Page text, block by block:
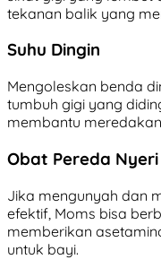
tekanan balik yang
Suhu Dingin
Mengoleskan benda
tumbuh gigi yang
membantu
Obat Pereda Nyeri
Jika mengunyah dan
efektif, Moms bisa
memberikan
untuk bayi.